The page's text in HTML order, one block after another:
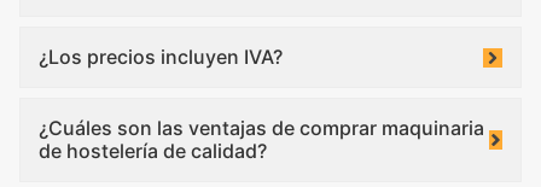
¿Los precios incluyen IVA?
¿Cuáles son las ventajas de comprar maquinaria
de hostelería de calidad?